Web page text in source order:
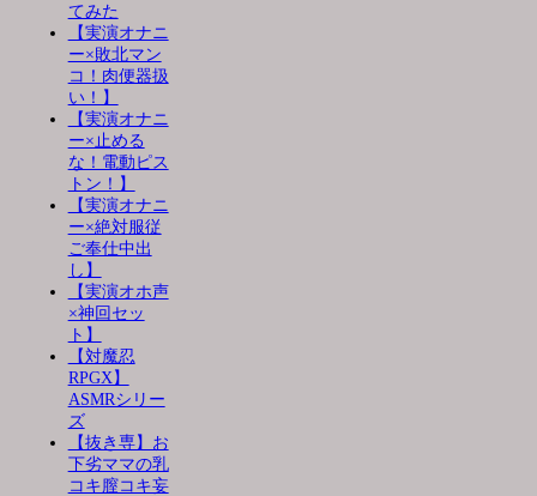
てみた
【実演オナニ
ー×敗北マン
コ！肉便器扱
い！】
【実演オナニ
ー×止める
な！電動ピス
トン！】
【実演オナニ
ー×絶対服従
ご奉仕中出
し】
【実演オホ声
×神回セッ
ト】
【対魔忍
RPGX】
ASMRシリー
ズ
【抜き専】お
下劣ママの乳
コキ膣コキ妄